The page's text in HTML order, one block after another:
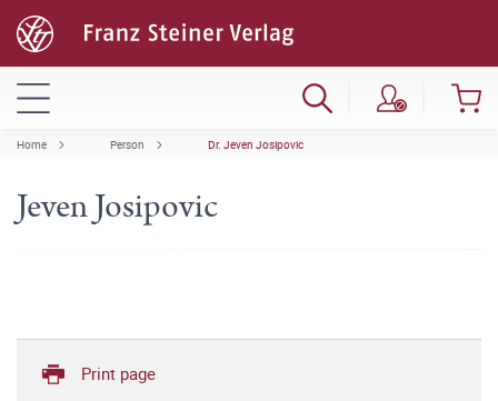
Home Person Dr. Jeven Josipovic
Jeven Josipovic
Print page